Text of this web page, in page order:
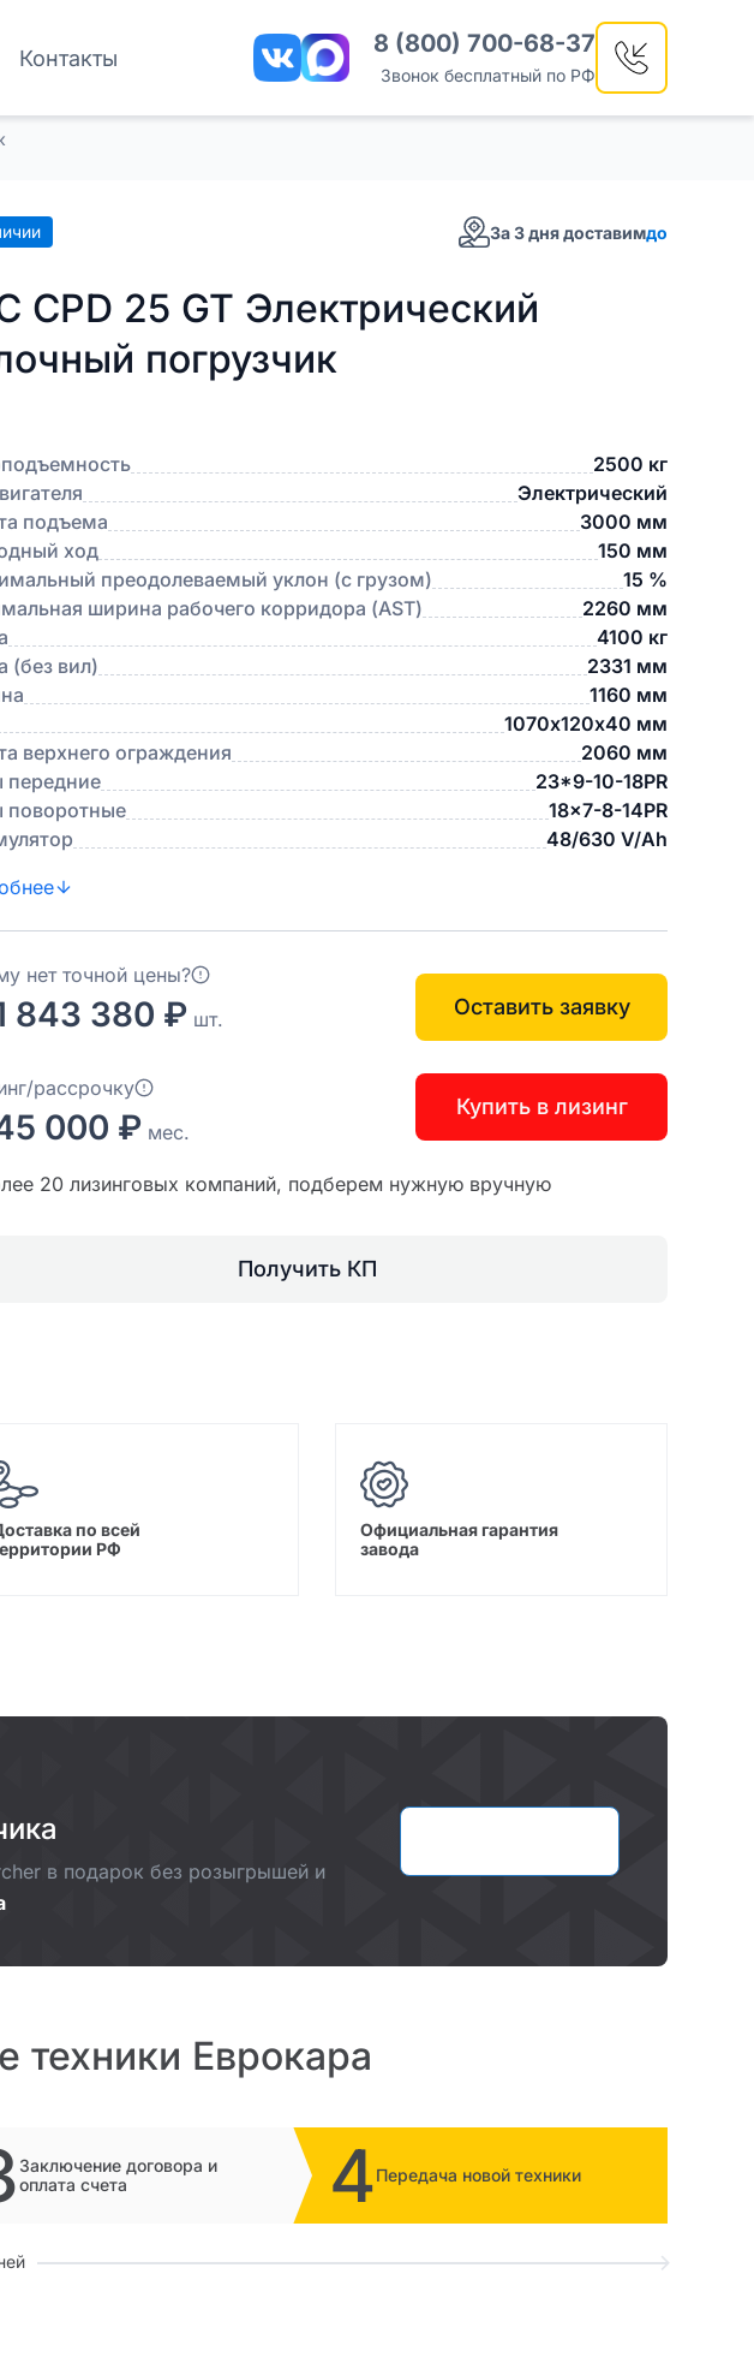
Контакты 8 (800) 700-68-37
Звонок бесплатный по РФ
За 3 дня доставимдо
CPD 25 GT Электрический
погрузчик
2500 кг
Электрический
подъема
3000 мм
ход
150 мм
преодолеваемый уклон (с грузом)
15 %
ширина рабочего корридора (AST)
2260 мм
4100 кг
(без вил)
2331 мм
1160 мм
1070х120х40 мм
верхнего ограждения
2060 мм
23*9-10-18PR
18x7-8-14PR
48/630 V/Ah
нет точной цены?
843 380 ₽ шт. Оставить заявку
рассрочку
000 ₽ мес.
Купить в лизинг
20 лизинговых компаний, подберем нужную вручную
Получить КП
по всей
РФ
Официальная гарантия
завода
в подарок без розыгрышей и
техники Еврокара
Заключение договора и
оплата счета
4Передача новой техники